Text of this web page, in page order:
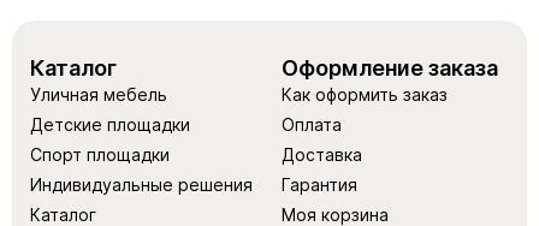
Каталог
Уличная мебель
Детские площадки
Спорт площадки
Индивидуальные решения
Каталог
Оформление заказа
Как оформить заказ
Оплата
Доставка
Гарантия
Моя корзина